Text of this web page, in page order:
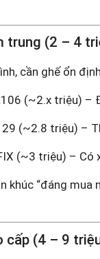
trung (2 – 4
cần ghế ổn
(~2.x triệu) –
(~2.8 triệu) –
(~3 triệu) – Có
khúc “đáng
cấp (4 – 9